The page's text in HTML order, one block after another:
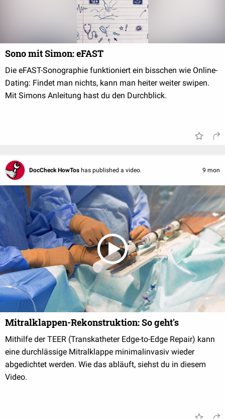
Sono mit Simon: eFAST
Die eFAST-Sonographie funktioniert ein bisschen wie Online-
Dating: Findet man nichts, kann man heiter weiter swipen.
Mit Simons Anleitung hast du den Durchblick.
DocCheck HowTos has published a video. 9 mon
Mitralklappen-Rekonstruktion: So geht's
Mithilfe der TEER (Transkatheter Edge-to-Edge Repair) kann
eine durchlässige Mitralklappe minimalinvasiv wieder
abgedichtet werden. Wie das abläuft, siehst du in diesem
Video.